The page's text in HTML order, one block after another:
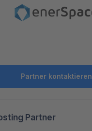
Partner kontaktieren
Partner